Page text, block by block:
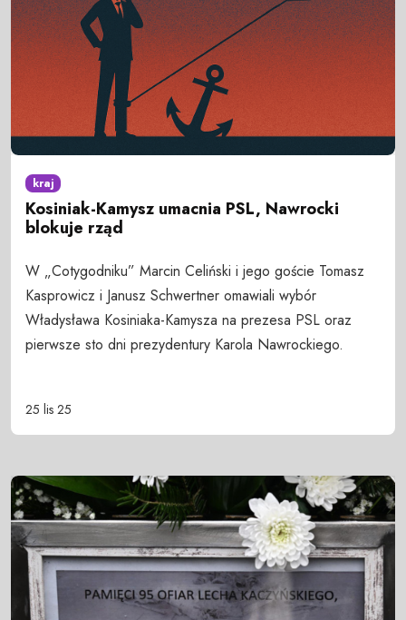
kraj
Kosiniak-Kamysz umacnia PSL, Nawrocki
blokuje rząd
W „Cotygodniku” Marcin Celiński i jego goście Tomasz
Kasprowicz i Janusz Schwertner omawiali wybór
Władysława Kosiniaka-Kamysza na prezesa PSL oraz
pierwsze sto dni prezydentury Karola Nawrockiego.
25 lis 25